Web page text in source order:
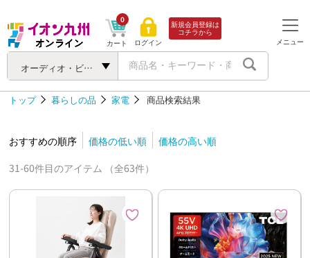
オーディオ・ビジュアル機器
カート
0
ログイン
新規会員登録は
コチラから
メニュー
トップ 暮らしの品 家電 商品検索結果
おすすめの順序 価格の低い順
価格の高い順
31-60件目のアイテム （全63件）